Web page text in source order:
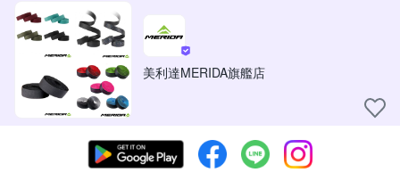
美利達MERIDA旗艦店